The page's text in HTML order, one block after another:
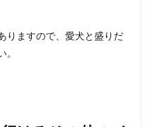
りますので、愛犬と盛りだ